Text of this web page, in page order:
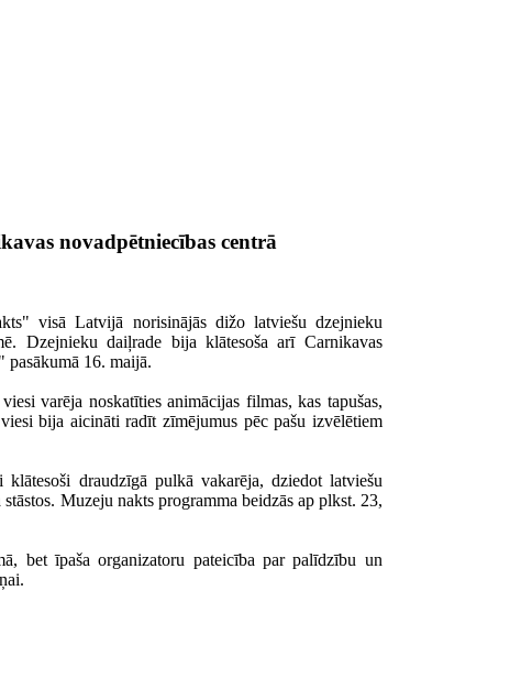
novadpētniecības centrā
visā Latvijā norisinājās dižo latviešu dzejnieku
Dzejnieku daiļrade bija klātesoša arī Carnikavas
pasākumā 16. maijā.
varēja noskatīties animācijas filmas, kas tapušas,
bija aicināti radīt zīmējumus pēc pašu izvēlētiem
klātesoši draudzīgā pulkā vakarēja, dziedot latviešu
Muzeju nakts programma beidzās ap plkst. 23,
bet īpaša organizatoru pateicība par palīdzību un